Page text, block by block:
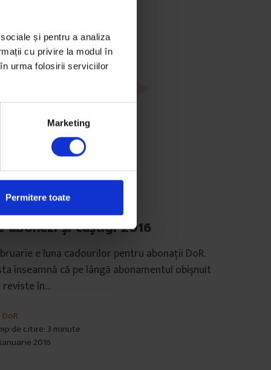
și pentru a analiza
cu privire la modul în
urma folosirii serviciilor
Marketing
Permitere toate
de la DoR
abonezi și câștigi 2016
e luna cadourilor pentru abonații DoR.
înseamnă că pe lângă abonamentul obișnuit
în…
DoR
de citire: 3 minute
2016